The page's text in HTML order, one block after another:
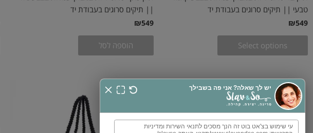
טבעי || תיקים סרוגים בעבודת יד
₪549
Select options
|| תיקים סרוגים בעבודת יד
₪549
הוספה לסל